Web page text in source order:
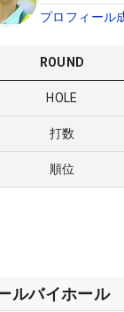
プロフィール
ROUND
HOLE
打数
順位
ルバイホール